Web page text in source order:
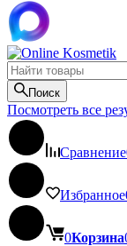
Поиск
Посмотреть все
Сравнение
Избранное
0Корзина